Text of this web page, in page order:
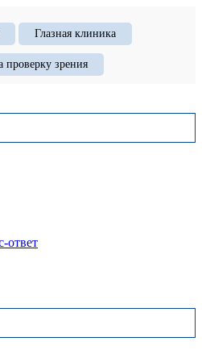
Глазная клиника
проверку зрения